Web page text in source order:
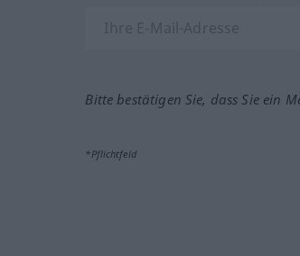
Bitte bestätigen Sie, dass Sie ein
*Pflichtfeld